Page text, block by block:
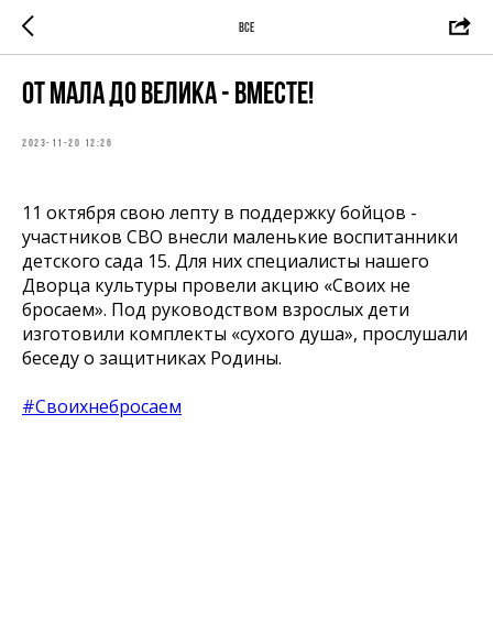
ВСЕ
От мала до велика - вместе!
2023-11-20 12:26
11 октября свою лепту в поддержку бойцов -
участников СВО внесли маленькие воспитанники
детского сада 15. Для них специалисты нашего
Дворца культуры провели акцию «Своих не
бросаем». Под руководством взрослых дети
изготовили комплекты «сухого душа», прослушали
беседу о защитниках Родины.
#Своихнебросаем